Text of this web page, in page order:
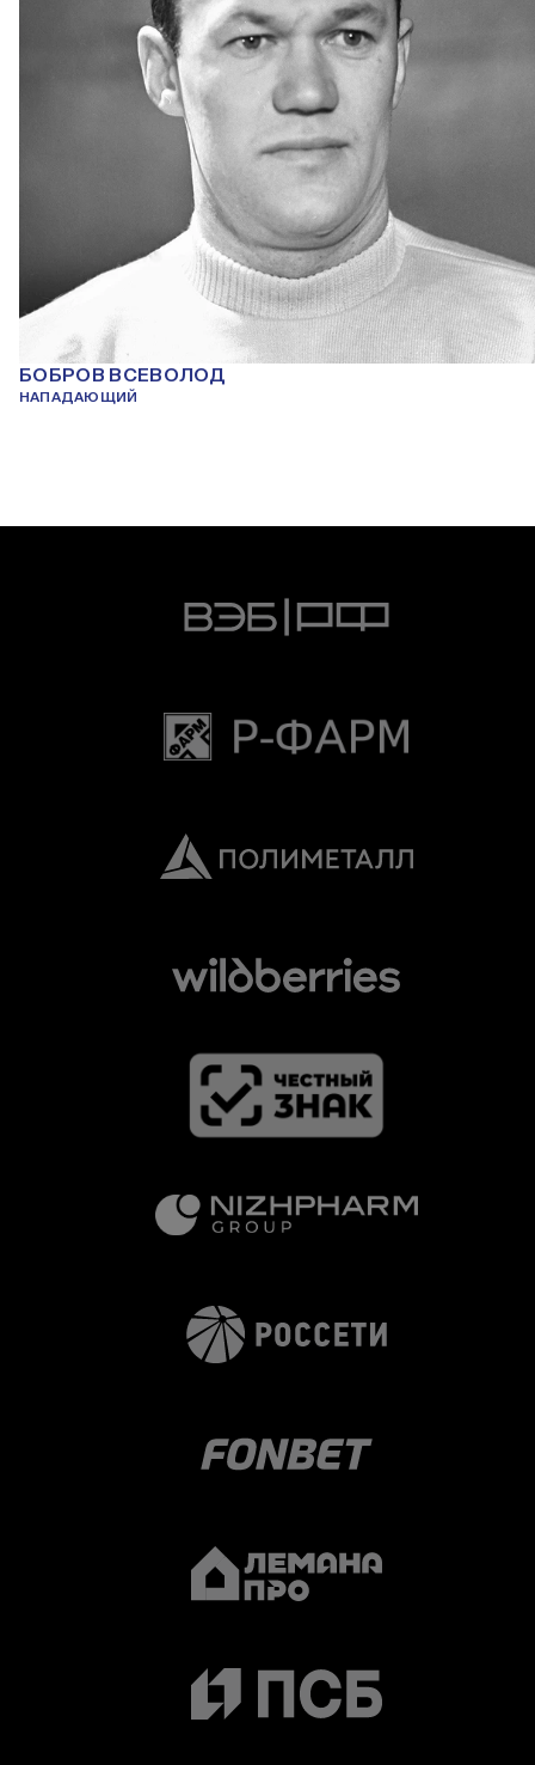
БОБРОВ ВСЕВОЛОД
НАПАДАЮЩИЙ